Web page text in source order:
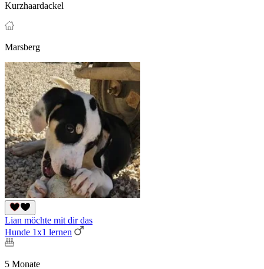
Kurzhaardackel
Marsberg
Lian möchte mit dir das
Hunde 1x1 lernen
5 Monate